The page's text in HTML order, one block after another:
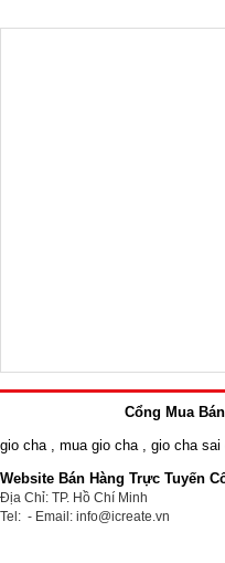
Cổng Mua Bán
gio cha, mua gio cha, gio cha sai
Website Bán Hàng Trực Tuyến
Địa Chỉ: TP. Hồ Chí Minh
Tel: - Email: info@icreate.vn